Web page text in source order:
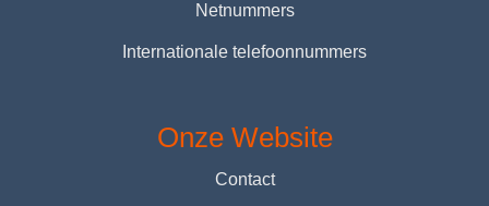
Netnummers
Internationale telefoonnummers
Onze Website
Contact